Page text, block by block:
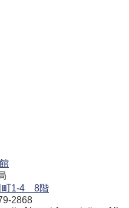
局
町1-4 8階
2868